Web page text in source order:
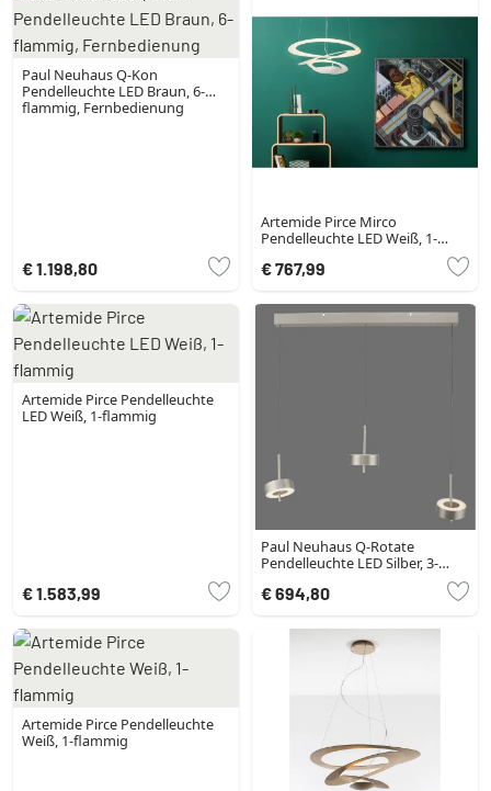
Paul Neuhaus Q-Kon
Pendelleuchte LED Braun, 6-
flammig, Fernbedienung
€ 1.198,80
Artemide Pirce Mirco
Pendelleuchte LED Weiß, 1-
€ 767,99
Artemide Pirce Pendelleuchte
LED Weiß, 1-flammig
€ 1.583,99
Paul Neuhaus Q-Rotate
Pendelleuchte LED Silber, 3-
€ 694,80
Artemide Pirce Pendelleuchte
Weiß, 1-flammig